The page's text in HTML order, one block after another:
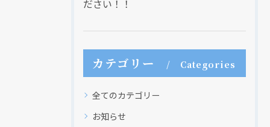
ださい！！
カテゴリー Categories
全てのカテゴリー
お知らせ